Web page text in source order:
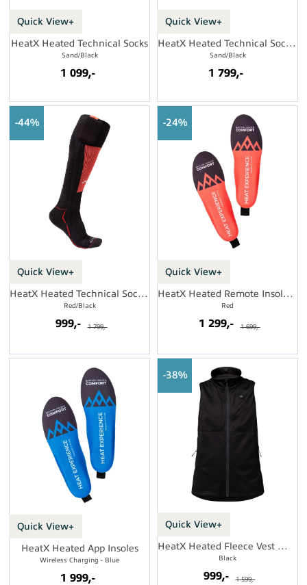
Quick View+
HeatX Heated Technical Socks
Sand/Black
1 099,-
Quick View+
HeatX Heated Technical Socks w/batt.
Sand/Black
1 799,-
Quick View+
44%
HeatX Heated Technical Socks w/batt.
Red/Black
999,- 1 799,-
Quick View+
24%
HeatX Heated Remote Insoles V2
Red
1 299,- 1 699,-
Quick View+
HeatX Heated App Insoles
Wireless Charging - Blue
1 999,-
Quick View+
38%
HeatX Heated Fleece Vest Womens
Black
999,- 1 599,-